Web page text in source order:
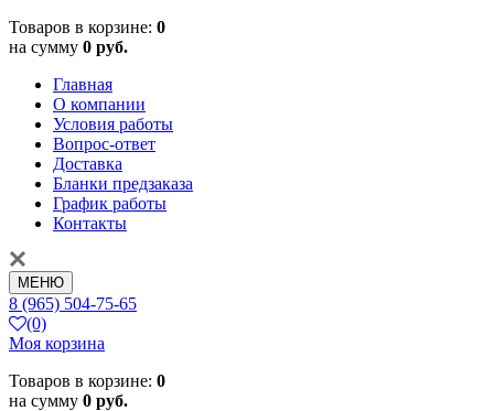
Товаров в корзине: 0
на сумму 0 руб.
Главная
О компании
Условия работы
Вопрос-ответ
Доставка
Бланки предзаказа
График работы
Контакты
МЕНЮ
8 (965) 504-75-65
(0)
Моя корзина
Товаров в корзине: 0
на сумму 0 руб.